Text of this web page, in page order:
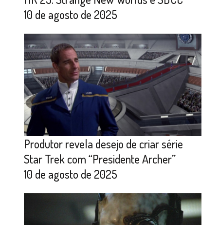
10 de agosto de 2025
Produtor revela desejo de criar série
Star Trek com “Presidente Archer”
10 de agosto de 2025